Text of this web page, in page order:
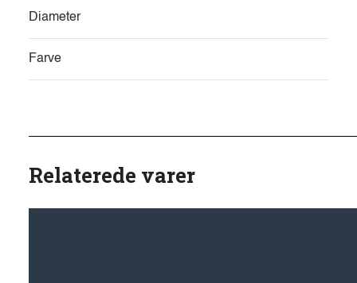
Diameter
Farve
Relaterede varer